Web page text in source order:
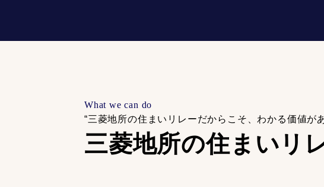
What we can do
“三菱地所の住まいリレーだからこそ、 わかる価値が
三菱地所の住まいリ